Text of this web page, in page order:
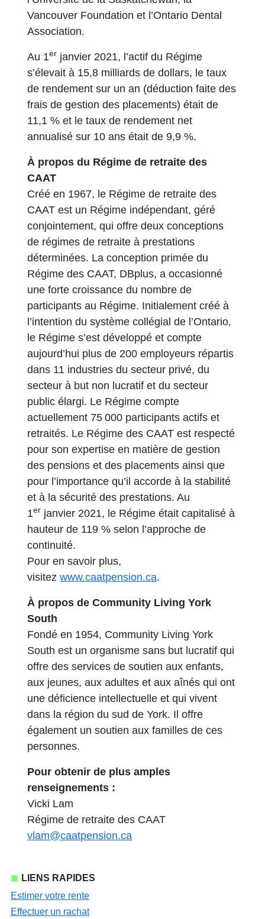
Vancouver Foundation et l’Ontario Dental
Association.
Au 1er janvier 2021, l’actif du Régime
s’élevait à 15,8 milliards de dollars, le taux
de rendement sur un an (déduction faite des
frais de gestion des placements) était de
11,1 % et le taux de rendement net
annualisé sur 10 ans était de 9,9 %.
À propos du Régime de retraite des
CAAT
Créé en 1967, le Régime de retraite des
CAAT est un Régime indépendant, géré
conjointement, qui offre deux conceptions
de régimes de retraite à prestations
déterminées. La conception primée du
Régime des CAAT, DBplus, a occasionné
une forte croissance du nombre de
participants au Régime. Initialement créé à
l’intention du système collégial de l’Ontario,
le Régime s’est développé et compte
aujourd’hui plus de 200 employeurs répartis
dans 11 industries du secteur privé, du
secteur à but non lucratif et du secteur
public élargi. Le Régime compte
actuellement 75 000 participants actifs et
retraités. Le Régime des CAAT est respecté
pour son expertise en matière de gestion
des pensions et des placements ainsi que
pour l’importance qu’il accorde à la stabilité
et à la sécurité des prestations. Au
1er janvier 2021, le Régime était capitalisé à
hauteur de 119 % selon l’approche de
continuité.
Pour en savoir plus,
visitezwww.caatpension.ca.
À propos de Community Living York
South
Fondé en 1954, Community Living York
South est un organisme sans but lucratif qui
offre des services de soutien aux enfants,
aux jeunes, aux adultes et aux aînés qui ont
une déficience intellectuelle et qui vivent
dans la région du sud de York. Il offre
également un soutien aux familles de ces
personnes.
Pour obtenir de plus amples
renseignements :
Vicki Lam
Régime de retraite des CAAT
vlam@caatpension.ca
LIENS RAPIDES
Estimer votre rente
Effectuer un rachat